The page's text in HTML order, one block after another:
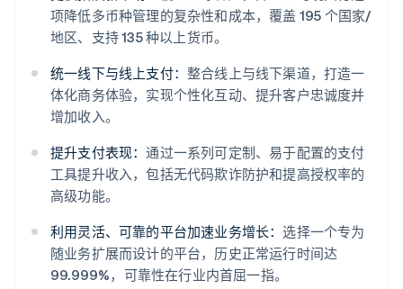
项降低多币种管理的复杂性和成本，覆盖 195 个国家/
地区、支持 135 种以上货币。
统一线下与线上支付： 整合线上与线下渠道，打造一
体化商务体验，实现个性化互动、提升客户忠诚度并
增加收入。
提升支付表现：通过一系列可定制、易于配置的支付
工具提升收入，包括无代码欺诈防护和提高授权率的
高级功能。
利用灵活、可靠的平台加速业务增长：选择一个专为
随业务扩展而设计的平台，历史正常运行时间达
99.999%，可靠性在行业内首屈一指。
阿联酋
爱尔兰
English
爱沙尼亚
English
奥地利
DeutschEnglish
澳大利亚
English